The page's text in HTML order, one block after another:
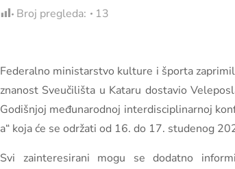
Broj pregleda: 13
Federalno ministarstvo kulture i športa
znanost Sveučilišta u Kataru dostavio
Godišnjoj međunarodnoj interdisciplinarnoj
a“ koja će se održati od 16. do 17. studenog
Svi zainteresirani mogu se dodatno